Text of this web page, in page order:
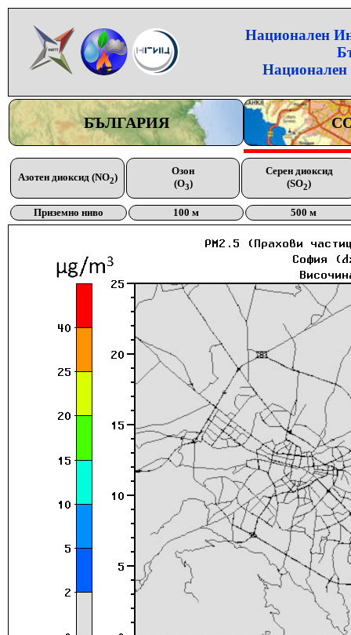
Национален
Национален
БЪЛГАРИЯ
Азотен диоксид (NO2)
Озон
(O3)
Серен диоксид
(SO2)
Приземно ниво 100 м 500 м